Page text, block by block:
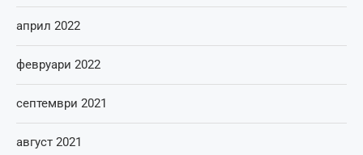
април 2022
февруари 2022
септември 2021
август 2021